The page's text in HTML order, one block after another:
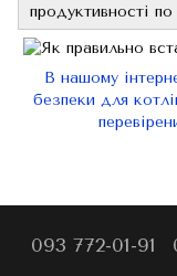
продуктивності по
В нашому
безпеки для
093 772-01-91